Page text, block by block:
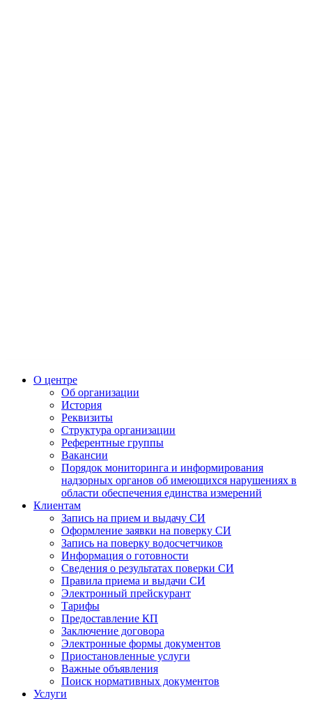
О центре
Об организации
История
Реквизиты
Структура организации
Референтные группы
Вакансии
Порядок мониторинга и информирования
надзорных органов об имеющихся нарушениях в
области обеспечения единства измерений
Клиентам
Запись на прием и выдачу СИ
Оформление заявки на поверку СИ
Запись на поверку водосчетчиков
Информация о готовности
Сведения о результатах поверки СИ
Правила приема и выдачи СИ
Электронный прейскурант
Тарифы
Предоставление КП
Заключение договора
Электронные формы документов
Приостановленные услуги
Важные объявления
Поиск нормативных документов
Услуги